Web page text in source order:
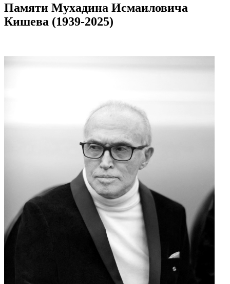
Памяти Мухадина Исмаиловича
Кишева (1939-2025)